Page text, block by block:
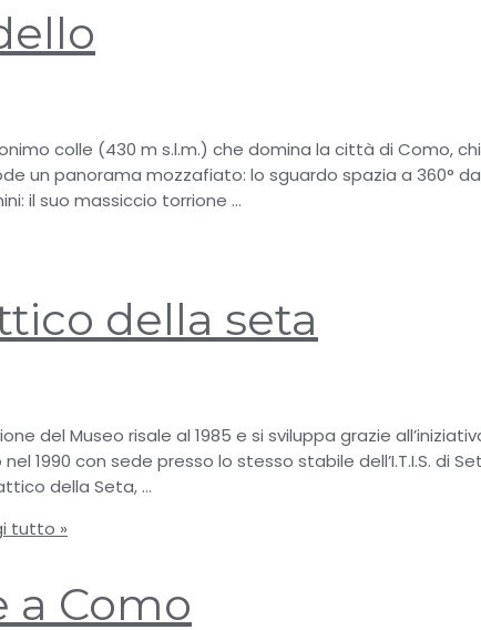
colle (430 m s.l.m.) che domina la città di Como,
un panorama mozzafiato: lo sguardo spazia a 360°
il suo massiccio torrione …
della seta
del Museo risale al 1985 e si sviluppa grazie
1990 con sede presso lo stesso stabile dell’I.T.I.S. di
della Seta, …
tutto »
a Como